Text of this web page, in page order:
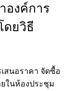
องค์การ
ดยวิธี